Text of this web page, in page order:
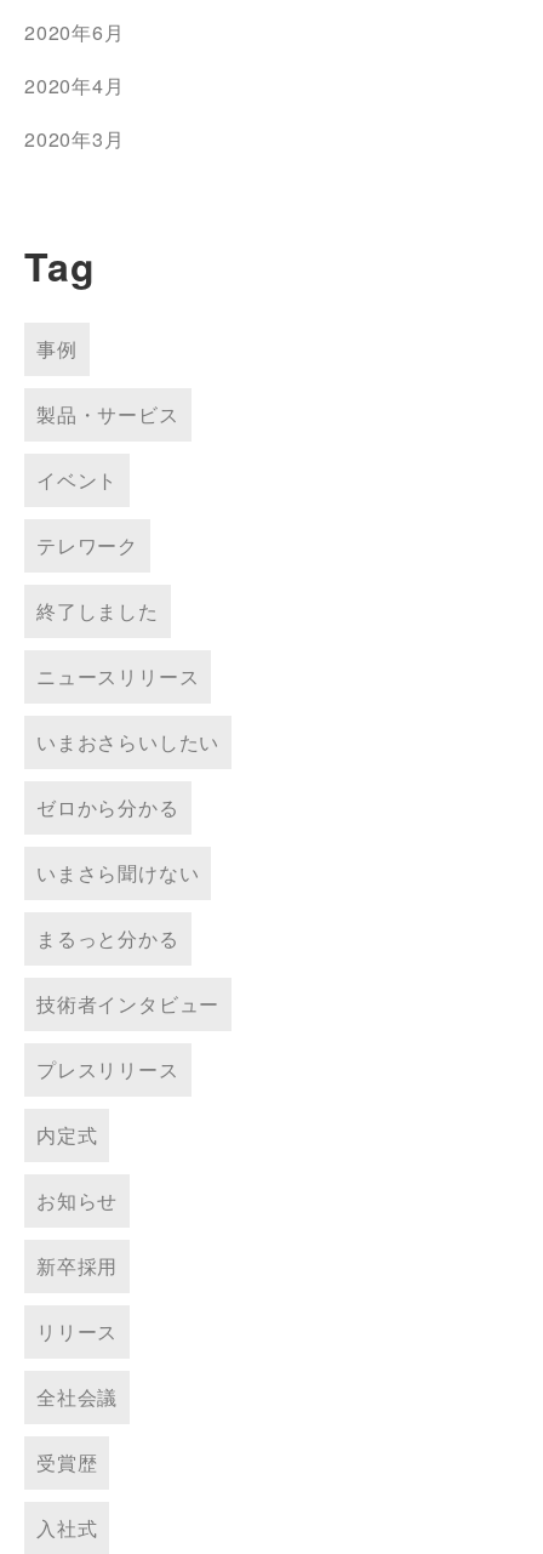
2020年6月
2020年4月
2020年3月
Tag
事例
製品・サービス
イベント
テレワーク
終了しました
ニュースリリース
いまおさらいしたい
ゼロから分かる
いまさら聞けない
まるっと分かる
技術者インタビュー
プレスリリース
内定式
お知らせ
新卒採用
リリース
全社会議
受賞歴
入社式